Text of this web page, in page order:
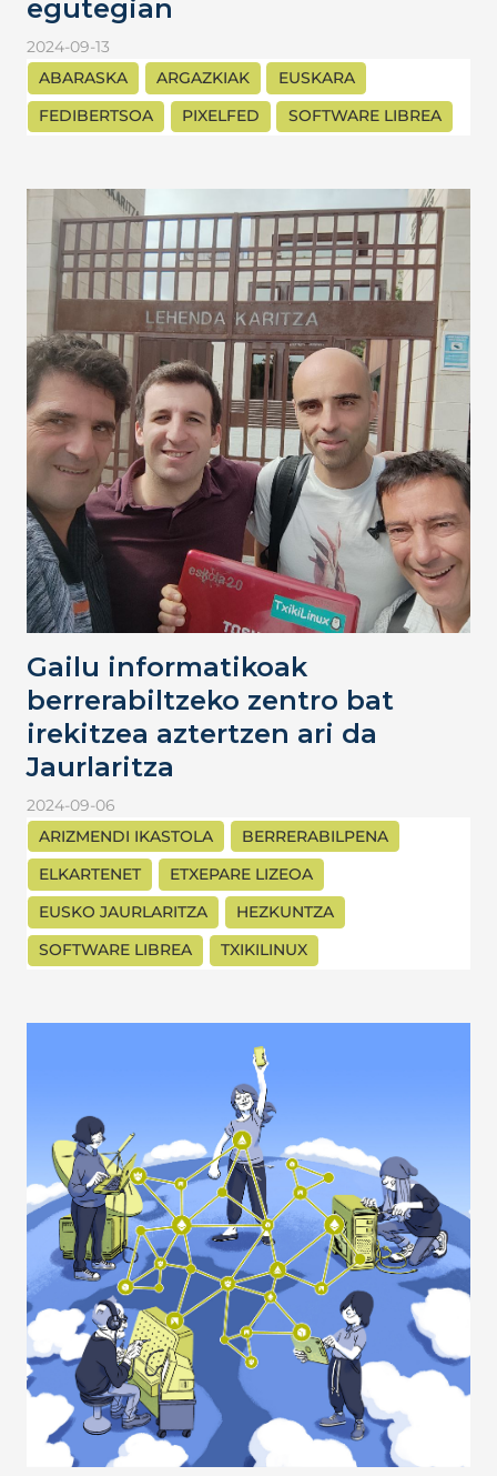
egutegian
2024-09-13
ABARASKA
ARGAZKIAK
EUSKARA
FEDIBERTSOA
PIXELFED SOFTWARE LIBREA
Gailu informatikoak
berrerabiltzeko zentro bat
irekitzea aztertzen ari da
Jaurlaritza
2024-09-06
ARIZMENDI IKASTOLA
BERRERABILPENA
ELKARTENET
ETXEPARE LIZEOA
EUSKO JAURLARITZA
HEZKUNTZA
SOFTWARE LIBREA
TXIKILINUX